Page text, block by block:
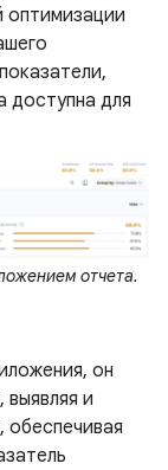
оптимизации
доступна для
отчета.
он
и
обеспечивая